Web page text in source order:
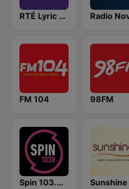
RTÉ Lyric FM
FM 104 98FM
Spin 103.8 FM